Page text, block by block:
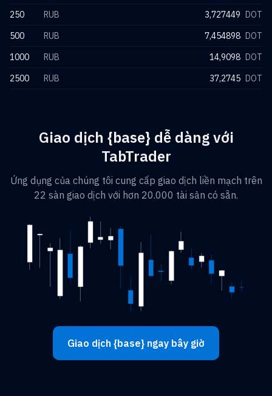
250
RUB 3,727449 DOT
500
RUB 7,454898 DOT
1000
RUB 14,9098 DOT
2500
RUB 37,2745 DOT
Giao dịch {base} dễ dàng với
TabTrader
Ứng dụng của chúng tôi cung cấp giao dịch liền mạch trên
22 sàn giao dịch với hơn 20.000 tài sản có sẵn.
Giao dịch {base} ngay bây giờ